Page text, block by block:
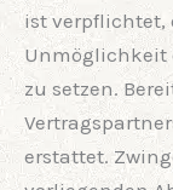
ist verpflichtet,
Unmöglichkeit
zu setzen.
erstattet.